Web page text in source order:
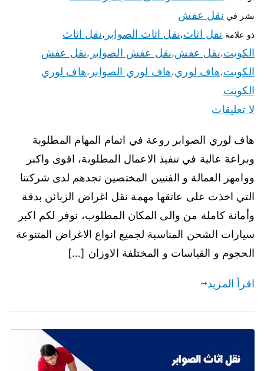
نشر في نقل عفش
ذو علامة نقل اثاث،نقل اثاث الصوابر ،نقل اثاث
الكويت،نقل عفش،نقل عفش الصوابر ،نقل عفش
الكويت،هاف لوري،هاف لوري الصوابر ،هاف لوري
الكويت
لا تعليقات
هاف لوري الصوابر روعة في اتمام المهام المطلوبة
وبراعة عالية في تنفيذ الاعمال المطلوبة، اقوى واكبر
ووامهر العمالة و الفنيين المختصين تجدهم لدى شركتنا
التي اخذت على عاتقها مهمة نقل اغراض الزبائن بدقة
وأمانة كاملة من والى المكان المطلوب، نوفر لكم اكبر
سيارات الشحن المناسبة لجميع انواع الاغراض المتنوعة
الحجوم و القياسات و المختلفة الاوزان […]
اقرأ المزيد